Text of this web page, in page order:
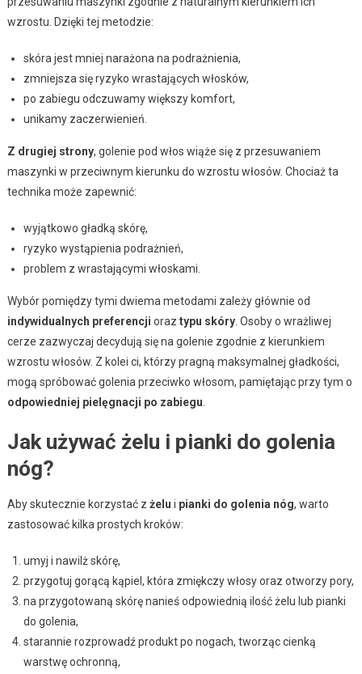
wzrostu. Dzięki tej metodzie:
skóra jest mniej narażona na podrażnienia,
zmniejsza się ryzyko wrastających włosków,
po zabiegu odczuwamy większy komfort,
unikamy zaczerwienień.
Z drugiej strony, golenie pod włos wiąże się z przesuwaniem
maszynki w przeciwnym kierunku do wzrostu włosów. Chociaż ta
technika może zapewnić:
wyjątkowo gładką skórę,
ryzyko wystąpienia podrażnień,
problem z wrastającymi włoskami.
Wybór pomiędzy tymi dwiema metodami zależy głównie od
indywidualnych preferencji oraz typu skóry. Osoby o wrażliwej
cerze zazwyczaj decydują się na golenie zgodnie z kierunkiem
wzrostu włosów. Z kolei ci, którzy pragną maksymalnej gładkości,
mogą spróbować golenia przeciwko włosom, pamiętając przy tym o
odpowiedniej pielęgnacji po zabiegu
Jak używać żelu i pianki do golenia
nóg?
Aby skutecznie korzystać z żelu i pianki do golenia nóg, warto
zastosować kilka prostych kroków:
umyj i nawilż skórę,
przygotuj gorącą kąpiel, która zmiękczy włosy oraz otworzy pory,
na przygotowaną skórę nanieś odpowiednią ilość żelu lub pianki
do golenia,
starannie rozprowadź produkt po nogach, tworząc cienką
warstwę ochronną,